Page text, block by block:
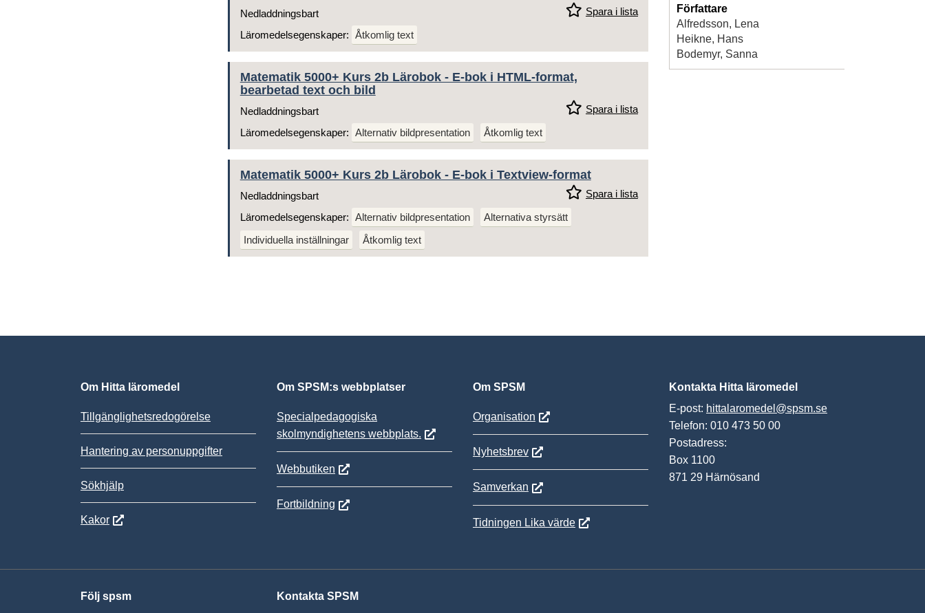
Spara i lista
Nedladdningsbart
Läromedelsegenskaper: Åtkomlig text
Matematik 5000+ Kurs 2b Lärobok - E-bok i HTML-format,
bearbetad text och bild
Spara i lista
Nedladdningsbart
Läromedelsegenskaper: Alternativ bildpresentation Åtkomlig text
Matematik 5000+ Kurs 2b Lärobok - E-bok i Textview-format
Spara i lista
Nedladdningsbart
Läromedelsegenskaper: Alternativ bildpresentation
Alternativa styrsätt
Individuella inställningar
Åtkomlig text
Författare
Alfredsson, Lena
Heikne, Hans
Bodemyr, Sanna
Om Hitta läromedel
Tillgänglighetsredogörelse
Hantering av personuppgifter
Sökhjälp
Kakor
Om SPSM:s webbplatser
Specialpedagogiska
skolmyndighetens webbplats.
Webbutiken
Fortbildning
Om SPSM
Organisation
Nyhetsbrev
Samverkan
Tidningen Lika värde
Kontakta Hitta läromedel
E-post: hittalaromedel@spsm.se
Telefon: 010 473 50 00
Postadress:
Box 1100
871 29 Härnösand
Följ spsm Kontakta SPSM